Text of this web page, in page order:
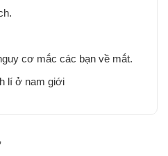
cơ mắc các bạn về mắt.
lí ở nam giới